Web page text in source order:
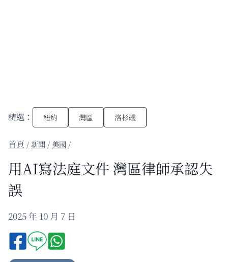
精選： 紐約 灣區 洛杉磯
/新聞 / 美國 /
用AI寫法庭文件 灣區律師承認失
誤
2025 年 10 月 7 日